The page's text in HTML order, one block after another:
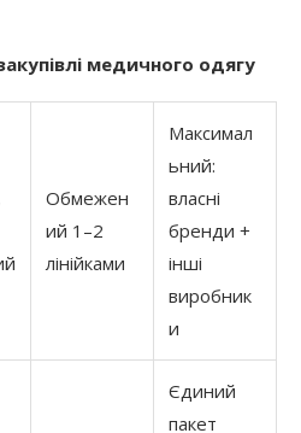
медичного одягу
Обмежен
ий 1–2
лінійками
Максимал
ьний:
власні
бренди +
інші
виробник
и
Єдиний
пакет